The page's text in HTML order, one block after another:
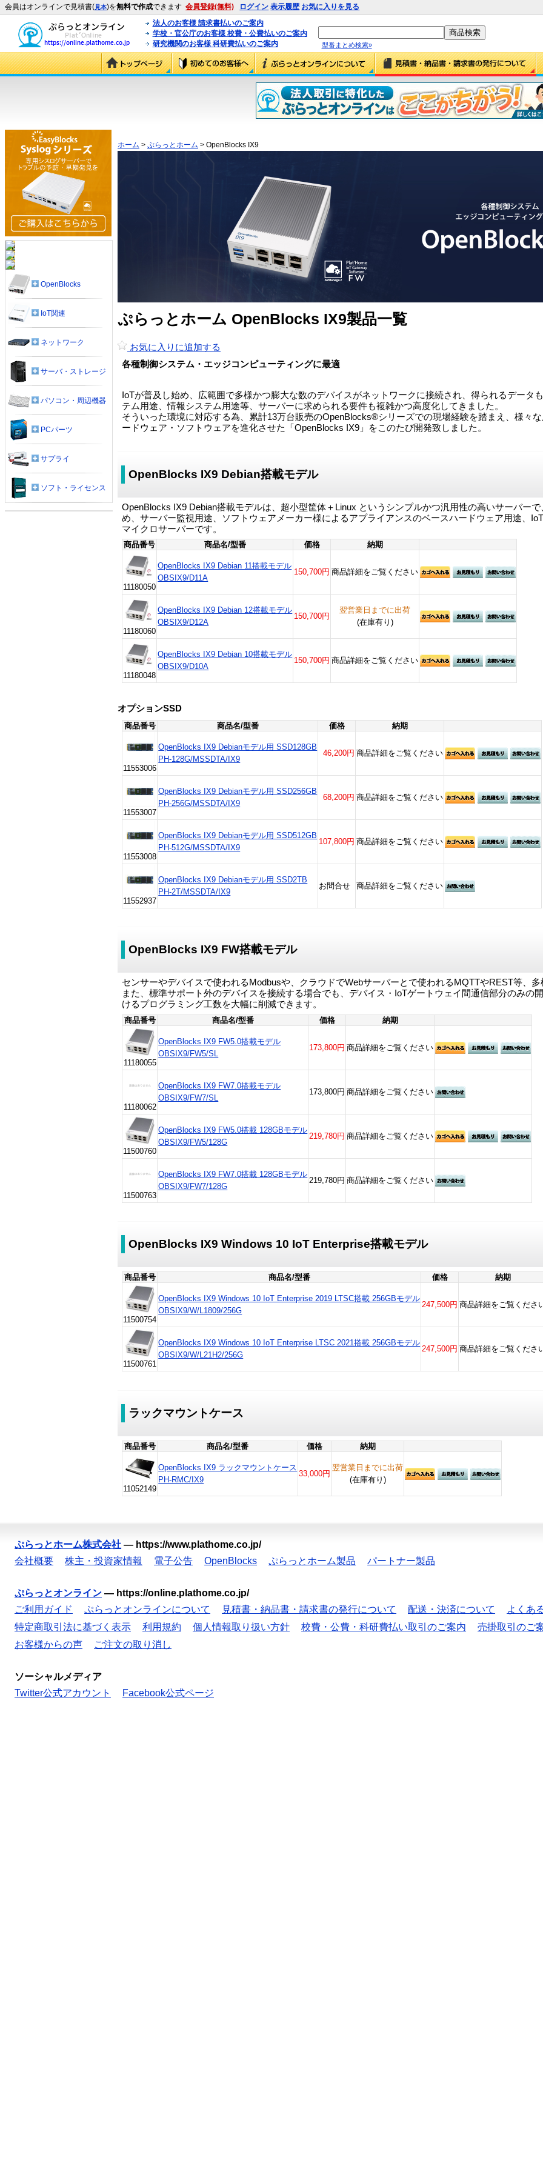
会員はオンラインで見積書(見本)を無料で作成できます 会員登録(無料) ログイン 表示履歴 お気に入りを見る
法人のお客様 請求書払いのご案内
学校・官公庁のお客様 校費・公費払いのご案内
研究機関のお客様 科研費払いのご案内
型番まとめ検索»
ホーム > ぷらっとホーム > OpenBlocks IX9
ぷらっとホーム OpenBlocks IX9製品一覧
お気に入りに追加する
各種制御システム・エッジコンピューティングに最適
IoTが普及し始め、広範囲で多様かつ膨大な数のデバイスがネットワークに接続され、得られるデータ
テム用途、情報システム用途等、サーバーに求められる要件も複雑かつ高度化してきました。
そういった環境に対応する為、累計13万台販売のOpenBlocks®シリーズでの現場経験を踏まえ、様々
ードウェア・ソフトウェアを進化させた「OpenBlocks IX9」をこのたび開発致しました。
OpenBlocks IX9 Debian搭載モデル
OpenBlocks IX9 Debian搭載モデルは、超小型筐体＋Linux というシンプルかつ汎用性の高いサーバー
め、サーバー監視用途、ソフトウェアメーカー様によるアプライアンスのベースハードウェア用途、
マイクロサーバーです。
商品番号 商品名/型番 価格 納期
11180050
OpenBlocks IX9 Debian 11搭載モデル
OBSIX9/D11A
150,700円 商品詳細をご覧ください
11180060
OpenBlocks IX9 Debian 12搭載モデル
OBSIX9/D12A
150,700円
翌営業日までに出荷
(在庫有り)
11180048
OpenBlocks IX9 Debian 10搭載モデル
OBSIX9/D10A
150,700円 商品詳細をご覧ください
オプションSSD
商品番号 商品名/型番 価格 納期
11553006
OpenBlocks IX9 Debianモデル用 SSD128GB
PH-128G/MSSDTA/IX9
46,200円 商品詳細をご覧ください
11553007
OpenBlocks IX9 Debianモデル用 SSD256GB
PH-256G/MSSDTA/IX9
68,200円 商品詳細をご覧ください
11553008
OpenBlocks IX9 Debianモデル用 SSD512GB
PH-512G/MSSDTA/IX9
107,800円 商品詳細をご覧ください
11552937
OpenBlocks IX9 Debianモデル用 SSD2TB
PH-2T/MSSDTA/IX9
お問合せ 商品詳細をご覧ください
OpenBlocks IX9 FW搭載モデル
センサーやデバイスで使われるModbusや、クラウドでWebサーバーとで使われるMQTTやREST等、
また、標準サポート外のデバイスを接続する場合でも、デバイス・IoTゲートウェイ間通信部分のみ
けるプログラミング工数を大幅に削減できます。
商品番号 商品名/型番 価格 納期
11180055
OpenBlocks IX9 FW5.0搭載モデル
OBSIX9/FW5/SL
173,800円 商品詳細をご覧ください
11180062
OpenBlocks IX9 FW7.0搭載モデル
OBSIX9/FW7/SL
173,800円 商品詳細をご覧ください
11500760
OpenBlocks IX9 FW5.0搭載 128GBモデル
OBSIX9/FW5/128G
219,780円 商品詳細をご覧ください
11500763
OpenBlocks IX9 FW7.0搭載 128GBモデル
OBSIX9/FW7/128G
219,780円 商品詳細をご覧ください
OpenBlocks IX9 Windows 10 IoT Enterprise搭載モデル
商品番号 商品名/型番 価格 納期
11500754
OpenBlocks IX9 Windows 10 IoT Enterprise 2019 LTSC搭載 256GBモデル
OBSIX9/W/L1809/256G
247,500円 商品詳細をご覧くださ
11500761
OpenBlocks IX9 Windows 10 IoT Enterprise LTSC 2021搭載 256GBモデル
OBSIX9/W/L21H2/256G
247,500円 商品詳細をご覧くださ
ラックマウントケース
商品番号 商品名/型番 価格 納期
11052149
OpenBlocks IX9 ラックマウントケース
PH-RMC/IX9
33,000円
翌営業日までに出荷
(在庫有り)
OpenBlocks
IoT関連
ネットワーク
サーバ・ストレージ
パソコン・周辺機器
PCパーツ
サプライ
ソフト・ライセンス
ぷらっとホーム株式会社 — https://www.plathome.co.jp/
会社概要
株主・投資家情報 電子公告 OpenBlocks ぷらっとホーム製品 パートナー製品
ぷらっとオンライン — https://online.plathome.co.jp/
ご利用ガイド
ぷらっとオンラインについて 見積書・納品書・請求書の発行について 配送・決済について
よくあ
特定商取引法に基づく表示
利用規約 個人情報取り扱い方針 校費・公費・科研費払い取引のご案内
売掛取引のご
お客様からの声
ご注文の取り消し
ソーシャルメディア
Twitter公式アカウント
Facebook公式ページ